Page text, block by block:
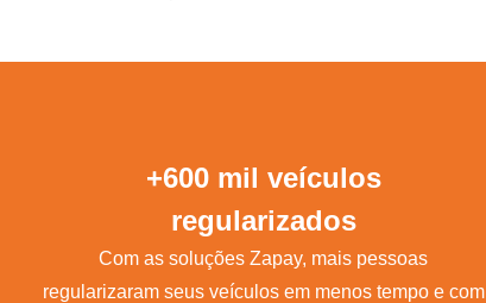
+600 mil veículos
regularizados
Com as soluções Zapay, mais pessoas
regularizaram seus veículos em menos tempo e com